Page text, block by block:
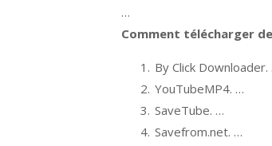
…
Comment télécharger
By Click Downloader.
YouTubeMP4. …
SaveTube. …
Savefrom.net. …